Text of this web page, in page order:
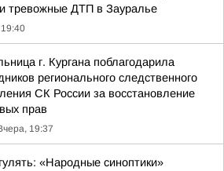
и тревожные ДТП в Зауралье
г. Кургана поблагодарила
регионального следственного
СК России за восстановление
прав
19:37
«Народные синоптики»